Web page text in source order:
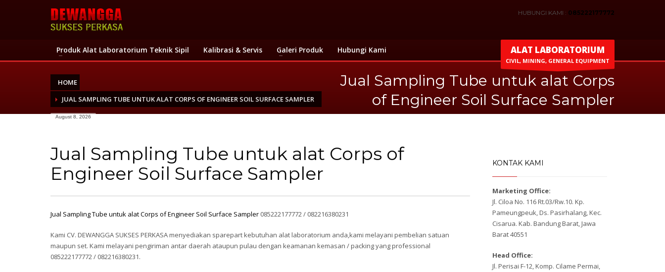
HUBUNGI KAMI : 085222177772
Produk Alat Laboratorium Teknik Sipil Kalibrasi & Servis Galeri Produk Hubungi Kami ALAT LABORATORIUM
CIVIL, MINING, GENERAL EQUIPMENT
HOME
JUAL SAMPLING TUBE UNTUK ALAT CORPS OF ENGINEER SOIL SURFACE SAMPLER
August 8, 2026
Jual Sampling Tube untuk alat Corps
of Engineer Soil Surface Sampler
Jual Sampling Tube untuk alat Corps of
Engineer Soil Surface Sampler
Jual Sampling Tube untuk alat Corps of Engineer Soil Surface Sampler 085222177772 / 082216380231
Kami CV. DEWANGGA SUKSES PERKASA menyediakan sparepart kebutuhan alat laboratorium anda,kami melayani pembelian satuan
maupun set. Kami melayani pengiriman antar daerah ataupun pulau dengan keamanan kemasan / packing yang professional
085222177772 / 082216380231.
KONTAK KAMI
Marketing Office:
Jl. Ciloa No. 116 Rt.03/Rw.10. Kp.
Pameungpeuk, Ds. Pasirhalang, Kec.
Cisarua. Kab. Bandung Barat, Jawa
Barat 40551
Head Office:
Jl. Perisai F-12, Komp. Cilame Permai,